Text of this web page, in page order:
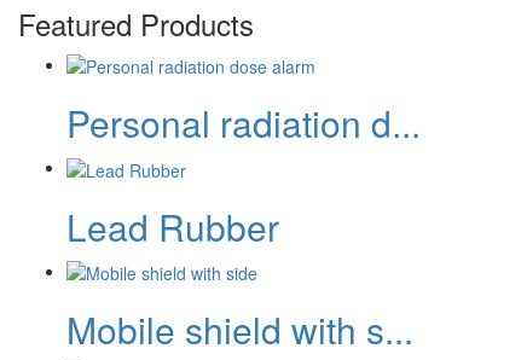
Featured Products
Personal radiation d...
Lead Rubber
Mobile shield with s...